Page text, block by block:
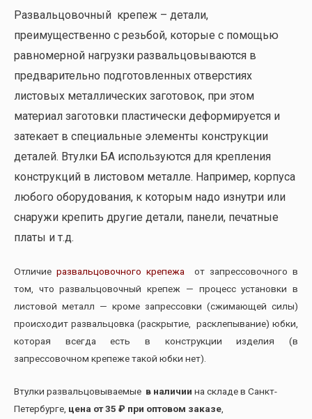
Развальцовочный крепеж – детали,
преимущественно с резьбой, которые с помощью
равномерной нагрузки развальцовываются в
предварительно подготовленных отверстиях
листовых металлических заготовок, при этом
материал заготовки пластически деформируется и
затекает в специальные элементы конструкции
деталей. Втулки БА используются для крепления
конструкций в листовом металле. Например, корпуса
любого оборудования, к которым надо изнутри или
снаружи крепить другие детали, панели, печатные
платы и т.д.
Отличие развальцовочного крепежа от запрессовочного в
том, что развальцовочный крепеж — процесс установки в
листовой металл — кроме запрессовки (сжимающей силы)
происходит развальцовка (раскрытие, расклепывание) юбки,
которая всегда есть в конструкции изделия (в
запрессовочном крепеже такой юбки нет).
Втулки развальцовываемые в наличии на складе в Санкт-
Петербурге, цена от 35 ₽ при оптовом заказе